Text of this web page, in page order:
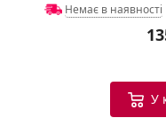
Немає в наявності
У